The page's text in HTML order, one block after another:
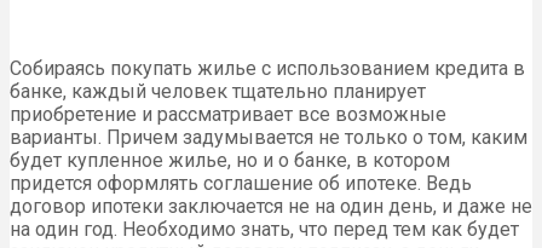
Собираясь покупать жилье с использованием кредита в
банке, каждый человек тщательно планирует
приобретение и рассматривает все возможные
варианты. Причем задумывается не только о том, каким
будет купленное жилье, но и о банке, в котором
придется оформлять соглашение об ипотеке. Ведь
договор ипотеки заключается не на один день, и даже не
на один год. Необходимо знать, что перед тем как будет